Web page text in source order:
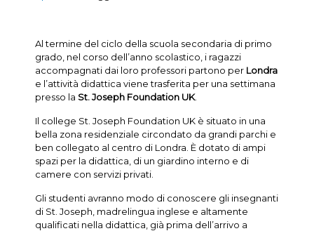
Al termine del ciclo della scuola secondaria di primo
grado, nel corso dell’anno scolastico, i ragazzi
accompagnati dai loro professori partono per Londra
e l’attività didattica viene trasferita per una settimana
presso la St. Joseph Foundation UK.
Il college St. Joseph Foundation UK è situato in una
bella zona residenziale circondato da grandi parchi e
ben collegato al centro di Londra. È dotato di ampi
spazi per la didattica, di un giardino interno e di
camere con servizi privati.
Gli studenti avranno modo di conoscere gli insegnanti
di St. Joseph, madrelingua inglese e altamente
qualificati nella didattica, già prima dell’arrivo a